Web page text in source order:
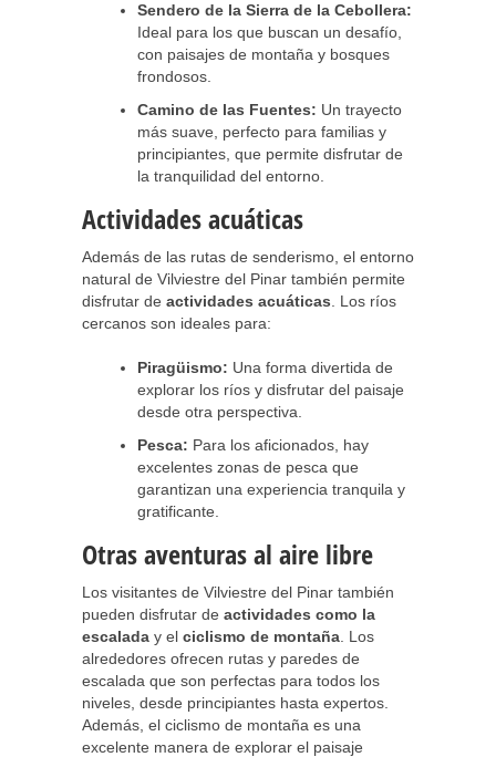
Sendero de la Sierra de la Cebollera:
Ideal para los que buscan un desafío,
con paisajes de montaña y bosques
frondosos.
Camino de las Fuentes: Un trayecto
más suave, perfecto para familias y
principiantes, que permite disfrutar de
la tranquilidad del entorno.
Actividades acuáticas
Además de las rutas de senderismo, el entorno
natural de Vilviestre del Pinar también permite
disfrutar de actividades acuáticas . Los ríos
cercanos son ideales para:
Piragüismo: Una forma divertida de
explorar los ríos y disfrutar del paisaje
desde otra perspectiva.
Pesca: Para los aficionados, hay
excelentes zonas de pesca que
garantizan una experiencia tranquila y
gratificante.
Otras aventuras al aire libre
Los visitantes de Vilviestre del Pinar también
pueden disfrutar de actividades como la
escalada y el ciclismo de montaña . Los
alrededores ofrecen rutas y paredes de
escalada que son perfectas para todos los
niveles, desde principiantes hasta expertos.
Además, el ciclismo de montaña es una
excelente manera de explorar el paisaje